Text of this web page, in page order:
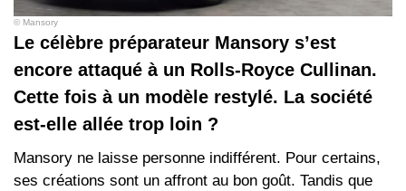
© Mansory
Le célèbre préparateur Mansory s’est
encore attaqué à un Rolls-Royce Cullinan.
Cette fois à un modèle restylé. La société
est-elle allée trop loin ?
Mansory ne laisse personne indifférent. Pour certains,
ses créations sont un affront au bon goût. Tandis que